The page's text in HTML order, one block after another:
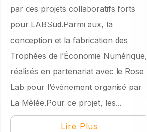
par des projets collaboratifs forts
pour LABSud.Parmi eux, la
conception et la fabrication des
Trophées de l’Économie Numérique,
réalisés en partenariat avec le Rose
Lab pour l’événement organisé par
La Mêlée.Pour ce projet, les...
Lire Plus